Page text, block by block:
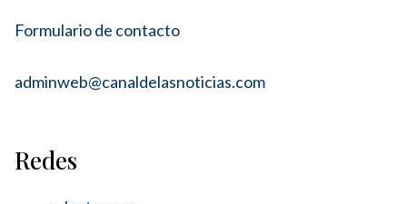
Formulario de contacto
adminweb@canaldelasnoticias.com
Redes